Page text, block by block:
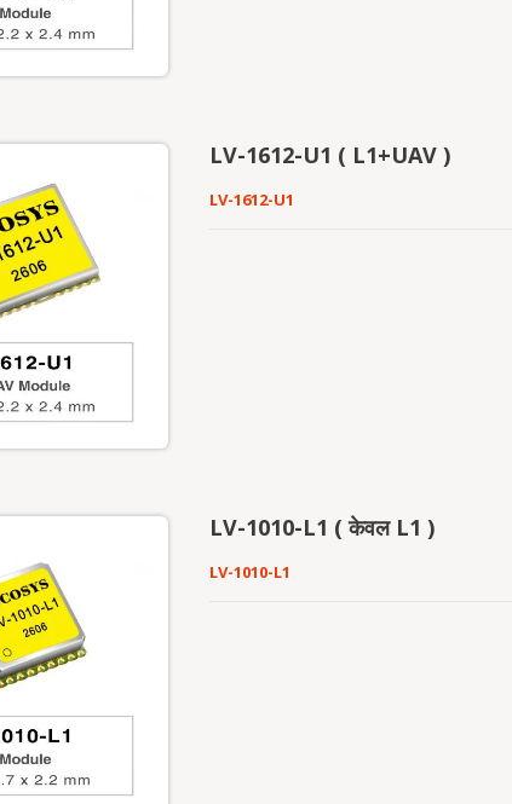
LV-1612-U1 ( L1+UAV )
LV-1612-U1
LV-1010-L1 ( केवल L1 )
LV-1010-L1